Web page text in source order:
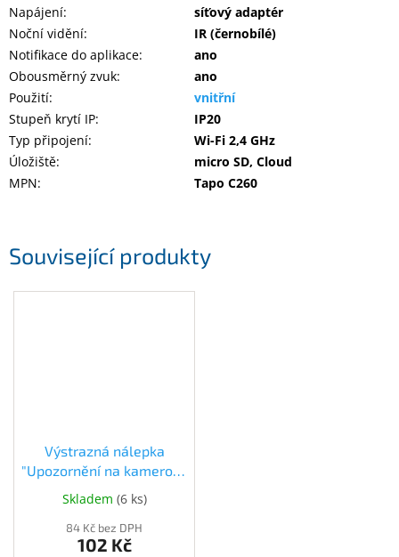
Související produkty
Výstrazná nálepka
"Upozornění na kamerový
systém"
(BEZTKAMSYSB140100)
Skladem (6 ks)
84 Kč bez DPH
102 Kč
Napájení:
síťový adaptér
Noční vidění:
IR (černobílé)
Notifikace do aplikace:
ano
Obousměrný zvuk:
ano
Použití:
vnitřní
Stupeň krytí IP:
IP20
Typ připojení:
Wi-Fi 2,4 GHz
Úložiště:
micro SD, Cloud
MPN: Tapo C260